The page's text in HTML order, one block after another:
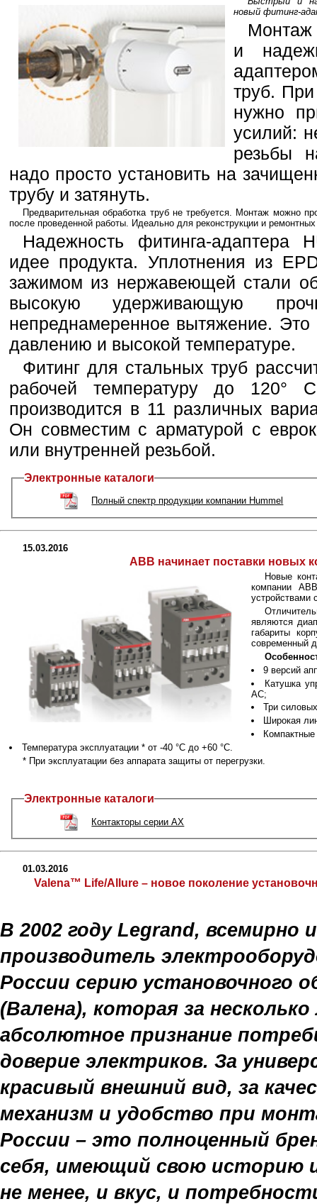
новый фитинг-
Монтаж
и
труб.
нужно
усилий:
резьбы
надо просто установить на
трубу и затянуть.
Предварительная обработка труб не требуется. Монтаж можно
после проведенной работы. Идеально для реконструкции и
Надежность фитинга-адаптера
идее продукта. Уплотнения из
зажимом из нержавеющей стали
высокую удерживающую
непреднамеренное вытяжение. Это
давлению и высокой температуре.
Фитинг для стальных труб
рабочей температуру до 120°
производится в 11 различных
Он совместим с арматурой с
или внутренней резьбой.
Электронные каталоги
Полный спектр продукции компании Hummel
15.03.2016
АBB начинает поставки новых
Новые
компании
устройствами
являются
габариты
современный
9 версий
Катушка
AC;
Три
Широкая
Температура эксплуатации * от -40 °С до +60 °С.
* При эксплуатации без аппарата защиты от перегрузки.
Электронные каталоги
Контакторы серии AX
01.03.2016
Valena™ Life/Allure – новое поколение
В 2002 году Legrand, всемирно
производитель
России серию установочного
(Валена), которая за
абсолютное признание
доверие электриков. За
красивый внешний вид, за
механизм и удобство при
России – это полноценный
себя, имеющий свою историю
не менее, и вкус, и